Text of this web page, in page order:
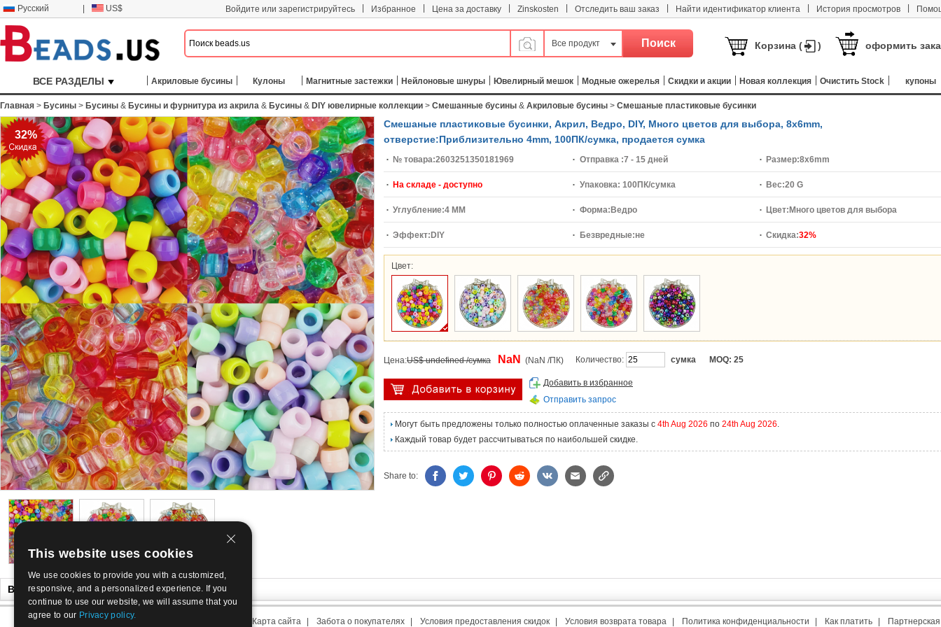
Русский US$ Войдите или зарегистрируйтесь Избранное Цена за доставку Zinskosten Отследить ваш заказ Найти идентификатор клиента История просмотров
Все продукт Корзина ( ) оформить
ВСЕ РАЗДЕЛЫ Акриловые бусины Кулоны Магнитные застежки Нейлоновые шнуры Ювелирный мешок Модные ожерелья Скидки и акции Новая коллекция Очистить Stock купоны
Главная > Бусины > Бусины & Бусины и фурнитура из акрила & Бусины & DIY ювелирные коллекции > Смешанные бусины & Акриловые бусины > Смешаные пластиковые бусинки
32%
Смешаные пластиковые бусинки, Акрил, Ведро, DIY, Много цветов для выбора, 8x6mm,
отверстие:Приблизительно 4mm, 100ПК/сумка, продается сумка
№ товара:2603251350181969 Отправка :7 - 15 дней Размер:8x6mm
На складе - доступно Упаковка: 100ПК/сумка Вес:20 G
Углубление:4 MM Форма: Ведро Цвет: Много цветов для выбора
Эффект: DIY Безвредные:не Скидка:32%
Цвет:
Цена:US$ undefined /сумка NaN (NaN /ПК) Количество: сумка MOQ: 25
Добавить в избранное
Отправить запрос
Могут быть предложены только полностью оплаченные заказы с 4th Aug 2026 по 24th Aug 2026.
Каждый товар будет рассчитываться по наибольшей скидке.
Share to:
Вам так же могут понравиться
О нас Связаться с нами | Карта сайта Забота о покупателях Условия предоставления скидок Условия возврата товара Политика конфиденциальности Как платить Партнерская
This website uses cookies
We use cookies to provide you with a customized,
responsive, and a personalized experience. If you
continue to use our website, we will assume that you
agree to our Privacy policy.